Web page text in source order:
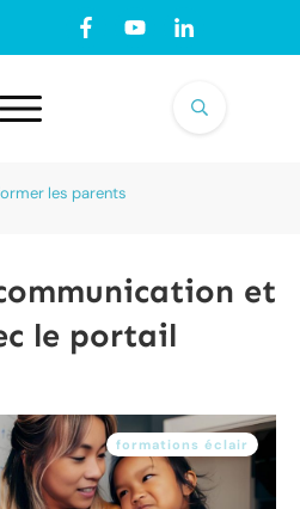
les parents
et
le portail
formations éclair